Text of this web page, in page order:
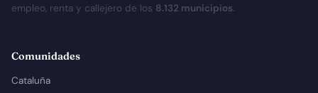
empleo, renta y callejero de los 8.132 municipios.
Comunidades
Cataluña